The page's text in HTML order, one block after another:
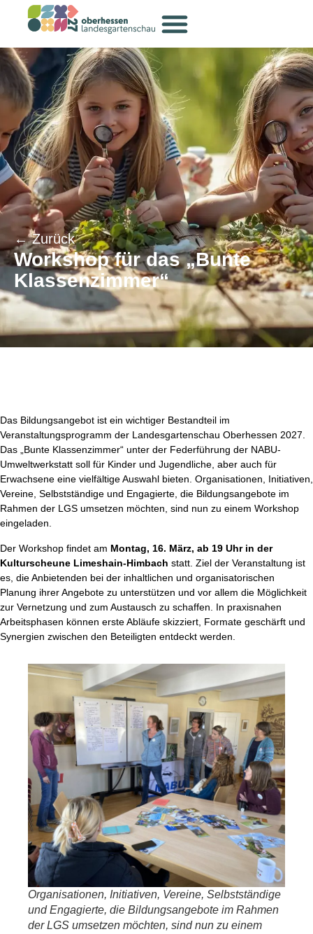
← Zurück
Workshop für das „Bunte
Klassenzimmer“
Das Bildungsangebot ist ein wichtiger Bestandteil im
Veranstaltungsprogramm der Landesgartenschau Oberhessen 2027.
Das „Bunte Klassenzimmer“ unter der Federführung der NABU-
Umweltwerkstatt soll für Kinder und Jugendliche, aber auch für
Erwachsene eine vielfältige Auswahl bieten. Organisationen, Initiativen,
Vereine, Selbstständige und Engagierte, die Bildungsangebote im
Rahmen der LGS umsetzen möchten, sind nun zu einem Workshop
eingeladen.
Der Workshop findet am Montag, 16. März, ab 19 Uhr in der
Kulturscheune Limeshain-Himbach statt. Ziel der Veranstaltung ist
es, die Anbietenden bei der inhaltlichen und organisatorischen
Planung ihrer Angebote zu unterstützen und vor allem die Möglichkeit
zur Vernetzung und zum Austausch zu schaffen. In praxisnahen
Arbeitsphasen können erste Abläufe skizziert, Formate geschärft und
Synergien zwischen den Beteiligten entdeckt werden.
Organisationen, Initiativen, Vereine, Selbstständige
und Engagierte, die Bildungsangebote im Rahmen
der LGS umsetzen möchten, sind nun zu einem